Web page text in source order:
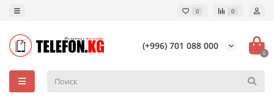
0 0
(+996) 701 088 000
0